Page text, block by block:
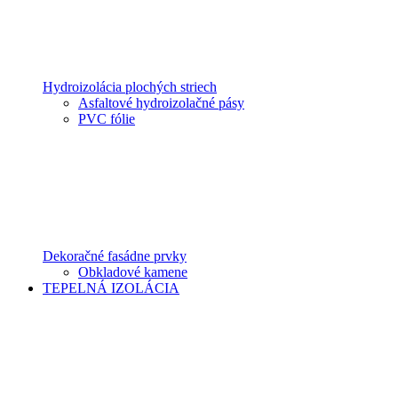
Hydroizolácia plochých striech
Asfaltové hydroizolačné pásy
PVC fólie
Dekoračné fasádne prvky
Obkladové kamene
TEPELNÁ IZOLÁCIA